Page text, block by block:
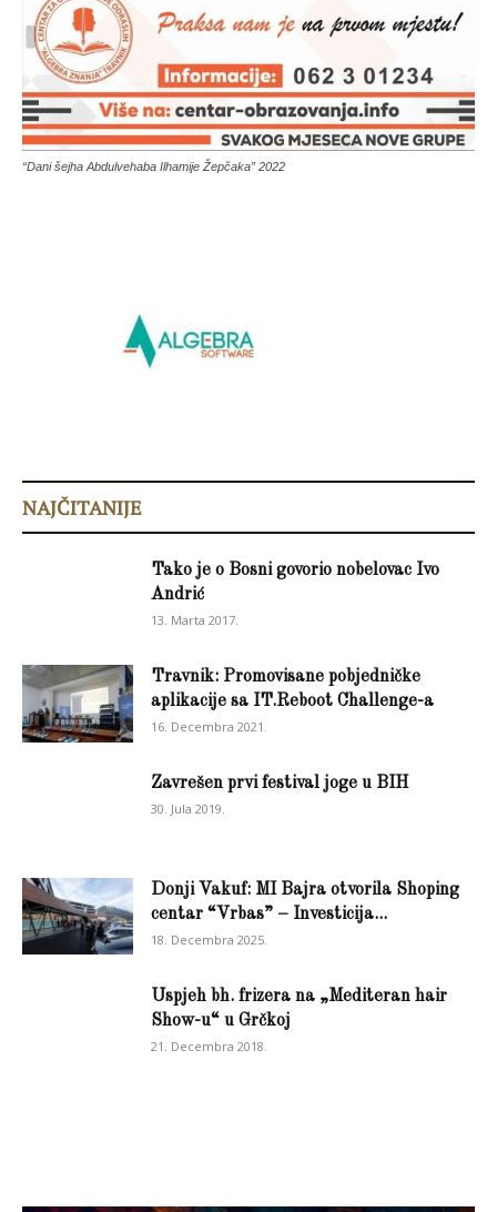
“Dani šejha Abdulvehaba Ilhamije Žepčaka” 2022
NAJČITANIJE
Tako je o Bosni govorio nobelovac Ivo
Andrić
13. Marta 2017.
Travnik: Promovisane pobjedničke
aplikacije sa IT.Reboot Challenge-a
16. Decembra 2021.
Zavrešen prvi festival joge u BIH
30. Jula 2019.
Donji Vakuf: MI Bajra otvorila Shoping
centar “Vrbas” – Investicija...
18. Decembra 2025.
Uspjeh bh. frizera na „Mediteran hair
Show-u“ u Grčkoj
21. Decembra 2018.